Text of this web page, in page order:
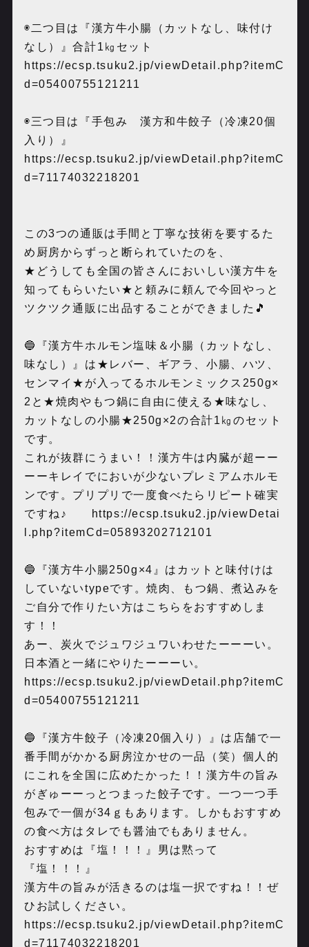
◉二つ目は『漢方牛小腸（カットなし、味付け
なし）』合計1㎏セット
https://ecsp.tsuku2.jp/viewDetail.php?itemC
d=05400755121211
◉三つ目は『手包み 漢方和牛餃子（冷凍20個
入り）』
https://ecsp.tsuku2.jp/viewDetail.php?itemC
d=71174032218201
この3つの通販は手間と丁寧な技術を要するた
め厨房からずっと断られていたのを、
★どうしても全国の皆さんにおいしい漢方牛を
知ってもらいたい★と頼みに頼んで今回やっと
ツクツク通販に出品することができました🎵
🔵『漢方牛ホルモン塩味＆小腸（カットなし、
味なし）』は★レバー、ギアラ、小腸、ハツ、
センマイ★が入ってるホルモンミックス250g×
2と★焼肉やもつ鍋に自由に使える★味なし、
カットなしの小腸★250g×2の合計1㎏のセット
です。
これが抜群にうまい！！漢方牛は内臓が超ーー
ーーキレイでにおいが少ないプレミアムホルモ
ンです。プリプリで一度食べたらリピート確実
ですね♪
https://ecsp.tsuku2.jp/viewDetai
l.php?itemCd=05893202712101
🔵『漢方牛小腸250g×4』はカットと味付けは
していないtypeです。焼肉、もつ鍋、煮込みを
ご自分で作りたい方はこちらをおすすめしま
す！！
あー、炭火でジュワジュワいわせたーーーい。
日本酒と一緒にやりたーーーい。
https://ecsp.tsuku2.jp/viewDetail.php?itemC
d=05400755121211
🔵『漢方牛餃子（冷凍20個入り）』は店舗で一
番手間がかかる厨房泣かせの一品（笑）個人的
にこれを全国に広めたかった！！漢方牛の旨み
がぎゅーーっとつまった餃子です。一つ一つ手
包みで一個が34ｇもあります。しかもおすすめ
の食べ方はタレでも醤油でもありません。
おすすめは『塩！！！』男は黙って
『塩！！！』
漢方牛の旨みが活きるのは塩一択ですね！！ぜ
ひお試しください。
https://ecsp.tsuku2.jp/viewDetail.php?itemC
d=71174032218201